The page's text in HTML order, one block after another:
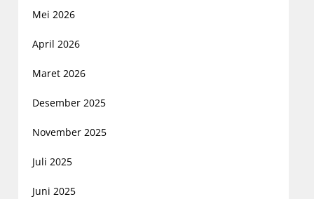
Mei 2026
April 2026
Maret 2026
Desember 2025
November 2025
Juli 2025
Juni 2025